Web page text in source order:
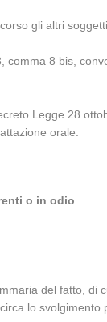
gli altri soggetti
8 bis,
Legge 28
orale.
o in odio
del fatto, di
lo svolgimento